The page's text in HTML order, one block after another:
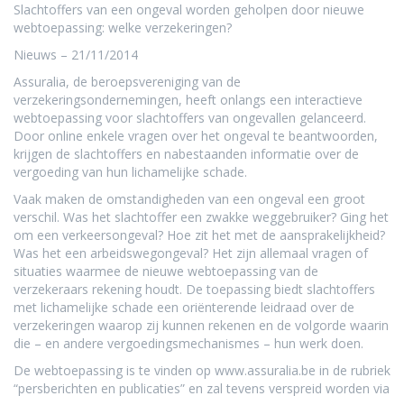
Slachtoffers van een ongeval worden geholpen door nieuwe
webtoepassing: welke verzekeringen?
Nieuws – 21/11/2014
Assuralia, de beroepsvereniging van de
verzekeringsondernemingen, heeft onlangs een interactieve
webtoepassing voor slachtoffers van ongevallen gelanceerd.
Door online enkele vragen over het ongeval te beantwoorden,
krijgen de slachtoffers en nabestaanden informatie over de
vergoeding van hun lichamelijke schade.
Vaak maken de omstandigheden van een ongeval een groot
verschil. Was het slachtoffer een zwakke weggebruiker? Ging het
om een verkeersongeval? Hoe zit het met de aansprakelijkheid?
Was het een arbeidswegongeval? Het zijn allemaal vragen of
situaties waarmee de nieuwe webtoepassing van de
verzekeraars rekening houdt. De toepassing biedt slachtoffers
met lichamelijke schade een oriënterende leidraad over de
verzekeringen waarop zij kunnen rekenen en de volgorde waarin
die – en andere vergoedingsmechanismes – hun werk doen.
De webtoepassing is te vinden op www.assuralia.be in de rubriek
“persberichten en publicaties” en zal tevens verspreid worden via